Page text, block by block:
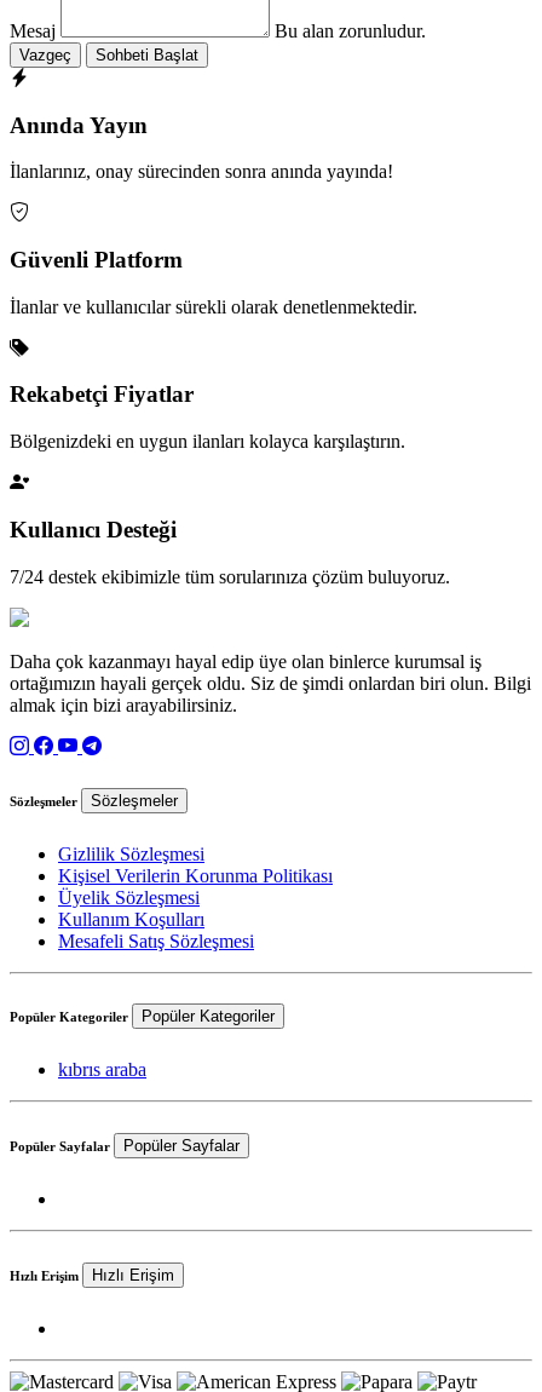
Mesaj Bu alan zorunludur.
Vazgeç Sohbeti Başlat
Anında Yayın
İlanlarınız, onay sürecinden sonra anında yayında!
Güvenli Platform
İlanlar ve kullanıcılar sürekli olarak denetlenmektedir.
Rekabetçi Fiyatlar
Bölgenizdeki en uygun ilanları kolayca karşılaştırın.
Kullanıcı Desteği
7/24 destek ekibimizle tüm sorularınıza çözüm buluyoruz.
Daha çok kazanmayı hayal edip üye olan binlerce kurumsal iş
ortağımızın hayali gerçek oldu. Siz de şimdi onlardan biri olun. Bilgi
almak için bizi arayabilirsiniz.
Sözleşmeler Sözleşmeler
Gizlilik Sözleşmesi
Kişisel Verilerin Korunma Politikası
Üyelik Sözleşmesi
Kullanım Koşulları
Mesafeli Satış Sözleşmesi
Popüler Kategoriler Popüler Kategoriler
kıbrıs araba
Popüler Sayfalar Popüler Sayfalar
Hızlı Erişim Hızlı Erişim